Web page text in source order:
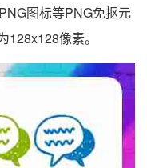
图标等PNG免抠元
像素。